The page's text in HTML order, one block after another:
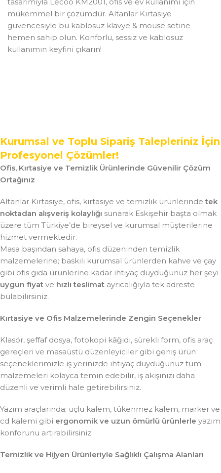
mükemmel bir çözümdür. Altanlar Kırtasiye
güvencesiyle bu kablosuz klavye & mouse setine
hemen sahip olun. Konforlu, sessiz ve kablosuz
kullanımın keyfini çıkarın!
Kurumsal ve Toplu Sipariş Talepleriniz İçin
Profesyonel Çözümler!
Ofis, Kırtasiye ve Temizlik Ürünlerinde Güvenilir Çözüm
Ortağınız
Altanlar Kırtasiye, ofis, kırtasiye ve temizlik ürünlerindetek
noktadan alışveriş kolaylığı sunarak Eskişehir başta olmak
üzere tüm Türkiye’de bireysel ve kurumsal müşterilerine
hizmet vermektedir.
Masa başından sahaya, ofis düzeninden temizlik
malzemelerine; baskılı kurumsal ürünlerden kahve ve çay
gibi ofis gıda ürünlerine kadar ihtiyaç duyduğunuz her şeyi
uygun fiyat ve hızlı teslimat ayrıcalığıyla tek adreste
bulabilirsiniz.
Kırtasiye ve Ofis Malzemelerinde Zengin Seçenekler
Klasör, şeffaf dosya, fotokopi kâğıdı, sürekli form, ofis araç
gereçleri ve masaüstü düzenleyiciler gibi geniş ürün
seçeneklerimizle iş yerinizde ihtiyaç duyduğunuz tüm
malzemeleri kolayca temin edebilir, iş akışınızı daha
düzenli ve verimli hale getirebilirsiniz.
Yazım araçlarında; uçlu kalem, tükenmez kalem, marker ve
cd kalemi gibi ergonomik ve uzun ömürlü ürünlerle yazım
konforunu artırabilirsiniz.
Temizlik ve Hijyen Ürünleriyle Sağlıklı Çalışma Alanları